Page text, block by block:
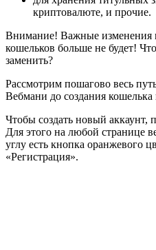
криптовалюте, и прочие.
Внимание! Важные
кошельков больше не будет!
заменить?
Рассмотрим пошагово весь
Вебмани до создания
Чтобы создать новый аккаунт,
Для этого на любой странице
углу есть кнопка оранжевого
«Регистрация».